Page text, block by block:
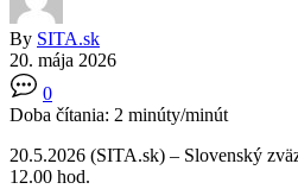
By SITA.sk
20. mája 2026
0
Doba čítania: 2 minúty/minút
20.5.2026 (SITA.sk) – Slovenský
12.00 hod.